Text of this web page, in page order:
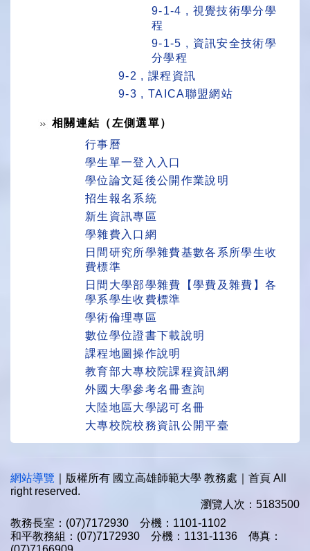
9-1-4 , 視覺技術學分學
程
9-1-5 , 資訊安全技術學
分學程
9-2 , 課程資訊
9-3 , TAICA聯盟網站
相關連結（左側選單）
行事曆
學生單一登入入口
學位論文延後公開作業說明
招生報名系統
新生資訊專區
學雜費入口網
日間研究所學雜費基數各系所學生收
費標準
日間大學部學雜費【學費及雜費】各
學系學生收費標準
學術倫理專區
數位學位證書下載說明
課程地圖操作說明
教育部大專校院課程資訊網
外國大學參考名冊查詢
大陸地區大學認可名冊
大專校院校務資訊公開平臺
網站導覽 ｜版權所有 國立高雄師範大學 教務處｜首頁 All
right reserved.
瀏覽人次：5183500
教務長室：(07)7172930 分機：1101-1102
和平教務組：(07)7172930 分機：1131-1136 傳真：